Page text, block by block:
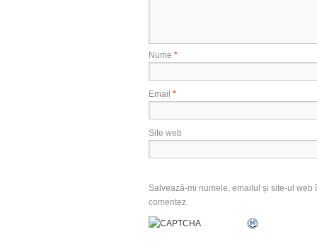
Nume *
Email *
Site web
Salvează-mi numele, emailul și site-ul
comentez.